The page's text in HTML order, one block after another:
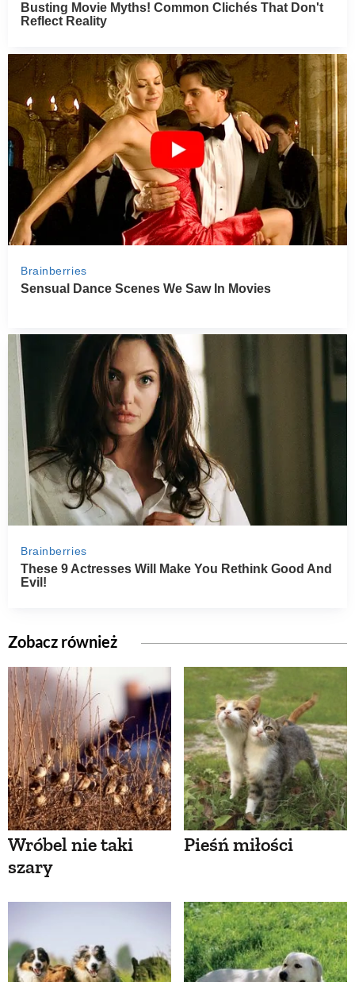
Zobacz również
Wróbel nie taki
szary
Pieśń miłości